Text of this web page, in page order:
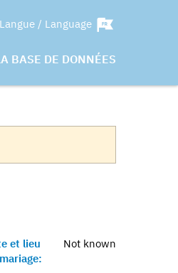
Langue / Language
BASE DE DONNÉES
et lieu
Not known